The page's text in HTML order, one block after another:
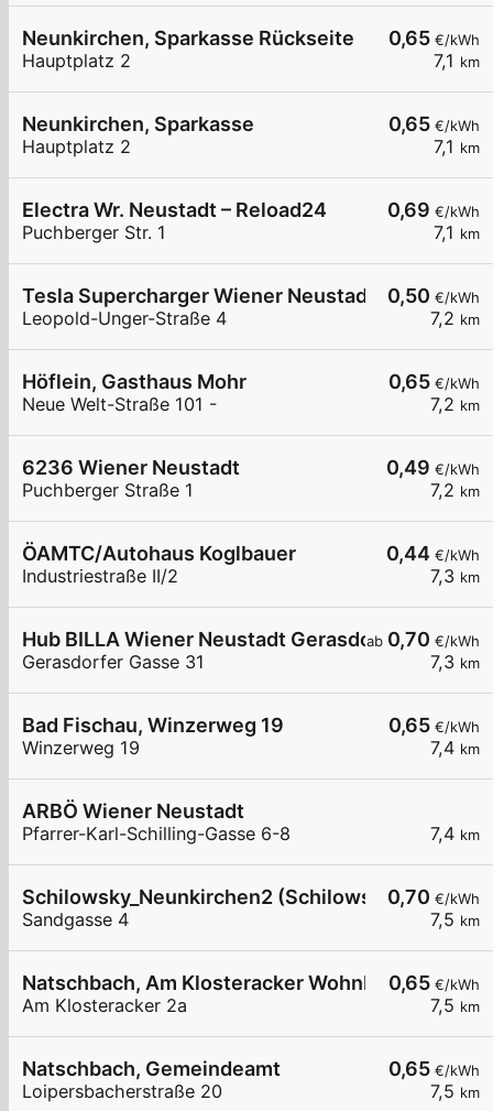
0,65 €/kWh
7,1 km
Neunkirchen, Sparkasse Rückseite
Hauptplatz 2
0,65 €/kWh
7,1 km
Neunkirchen, Sparkasse
Hauptplatz 2
0,69 €/kWh
7,1 km
Electra Wr. Neustadt – Reload24
Puchberger Str. 1
0,50 €/kWh
7,2 km
Tesla Supercharger Wiener Neustadt, Austria
Leopold-Unger-Straße 4
0,65 €/kWh
7,2 km
Höflein, Gasthaus Mohr
Neue Welt-Straße 101 -
0,49 €/kWh
7,2 km
6236 Wiener Neustadt
Puchberger Straße 1
0,44 €/kWh
7,3 km
ÖAMTC/Autohaus Koglbauer
Industriestraße II/2
ab 0,70 €/kWh
7,3 km
Hub BILLA Wiener Neustadt Gerasdorfergasse
Gerasdorfer Gasse 31
0,65 €/kWh
7,4 km
Bad Fischau, Winzerweg 19
Winzerweg 19
7,4 km
ARBÖ Wiener Neustadt
Pfarrer-Karl-Schilling-Gasse 6-8
0,70 €/kWh
7,5 km
Schilowsky_Neunkirchen2 (Schilowsky
Sandgasse 4
0,65 €/kWh
7,5 km
Natschbach, Am Klosteracker Wohnbau
Am Klosteracker 2a
0,65 €/kWh
7,5 km
Natschbach, Gemeindeamt
Loipersbacherstraße 20